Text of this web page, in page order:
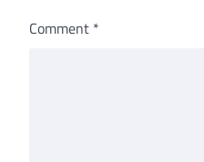
Comment *